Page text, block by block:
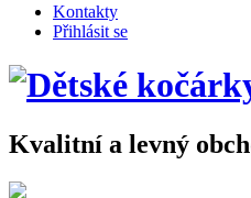
Kontakty
Přihlásit se
Kvalitní a levný